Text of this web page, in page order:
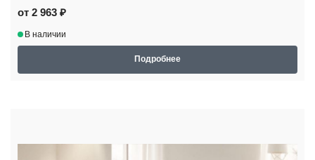
от 2 963 ₽
В наличии
Подробнее